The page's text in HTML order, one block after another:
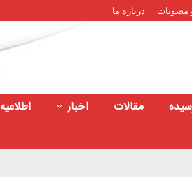
و مصوبات درباره ما
مقالات اخبار